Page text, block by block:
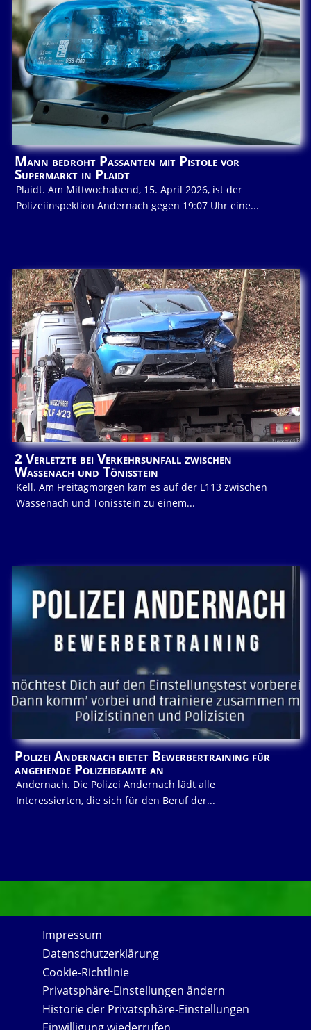
Mann bedroht Passanten mit Pistole vor
Supermarkt in Plaidt
Plaidt. Am Mittwochabend, 15. April 2026, ist der
Polizeiinspektion Andernach gegen 19:07 Uhr eine...
2 Verletzte bei Verkehrsunfall zwischen
Wassenach und Tönisstein
Kell. Am Freitagmorgen kam es auf der L113 zwischen
Wassenach und Tönisstein zu einem...
Polizei Andernach bietet Bewerbertraining für
angehende Polizeibeamte an
Andernach. Die Polizei Andernach lädt alle
Interessierten, die sich für den Beruf der...
Impressum
Datenschutzerklärung
Cookie-Richtlinie
Privatsphäre-Einstellungen ändern
Historie der Privatsphäre-Einstellungen